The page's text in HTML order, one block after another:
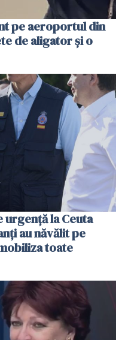
pe aeroportul din
de aligator și o
urgență la Ceuta
au năvălit pe
toate